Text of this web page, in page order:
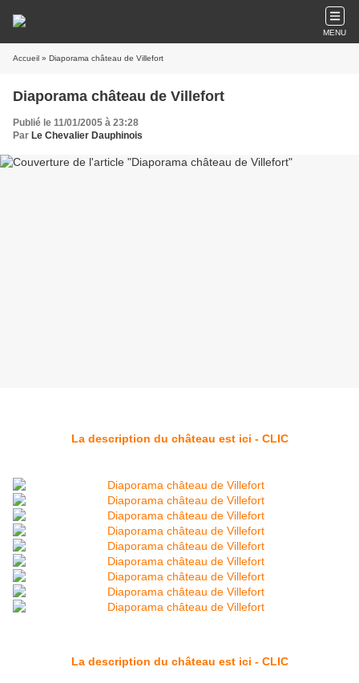
MENU
Accueil » Diaporama château de Villefort
Diaporama château de Villefort
Publié le 11/01/2005 à 23:28
Par Le Chevalier Dauphinois
La description du château est ici - CLIC
La description du château est ici - CLIC